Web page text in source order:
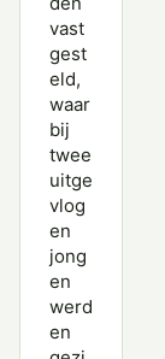
vast
gest
eld,
waar
bij
twee
uitge
vlog
en
jong
en
werd
en